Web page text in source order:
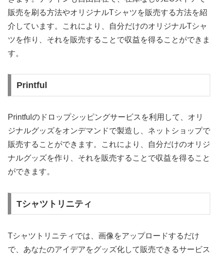
販売を刷る方法やオリジナルTシャツを販売する方法を紹
介しています。これにより、自分だけのオリジナルTシャ
ツを作り、それを販売することで収益を得ることができま
す。
Printful
Printfulのドロップシッピングサービスを利用して、オリ
ジナルグッズをオンデマンドで製造し、ネットショップで
販売することができます。これにより、自分だけのオリジ
ナルグッズを作り、それを販売することで収益を得ること
ができます。
Tシャツトリニティ
Tシャツトリニティでは、画像をアップロードするだけ
で、あなたのアイデアをグッズ化して販売できるサービス